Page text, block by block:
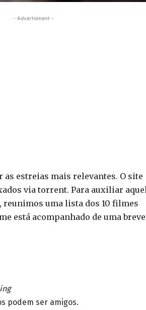
- Advertisment -
estreias mais relevantes. O site
via torrent. Para auxiliar
reunimos uma lista dos 10 filmes
está acompanhado de uma breve
podem ser amigos.